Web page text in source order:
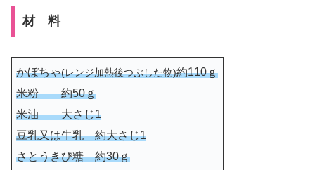
材 料
かぼちゃ(レンジ加熱後つぶした物)約110ｇ
米粉 約50ｇ
米油 大さじ1
豆乳又は牛乳 約大さじ1
さとうきび糖 約30ｇ